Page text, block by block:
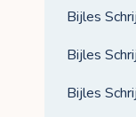
Bijles
Bijles
Bijles